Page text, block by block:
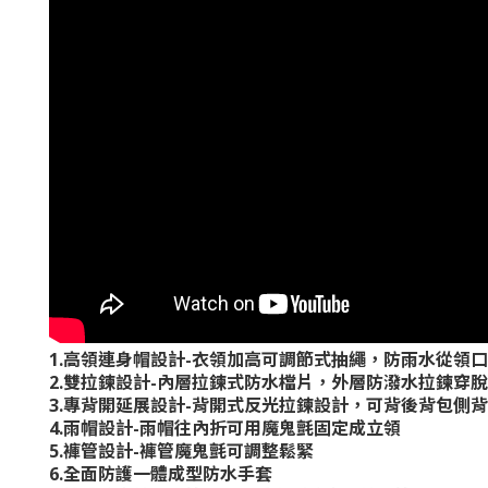
1.高領連身帽設計-衣領加高可調節式抽繩，防雨水從領
2.雙拉鍊設計-內層拉鍊式防水檔片，外層防潑水拉鍊穿
3.專背開延展設計-背開式反光拉鍊設計，可背後背包側
4.雨帽設計-雨帽往內折可用魔鬼氈固定成立領
5.褲管設計-褲管魔鬼氈可調整鬆緊
6.全面防護一體成型防水手套